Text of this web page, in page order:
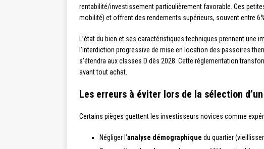
rentabilité/investissement particulièrement favorable. Ces
mobilité) et offrent des rendements supérieurs, souvent entre
L’état du bien et ses caractéristiques techniques prennent une
l’interdiction progressive de mise en location des passoires
s’étendra aux classes D dès 2028. Cette réglementation
avant tout achat.
Les erreurs à éviter lors de la sélection
Certains pièges guettent les investisseurs novices comme
Négliger l’analyse démographique du quartier